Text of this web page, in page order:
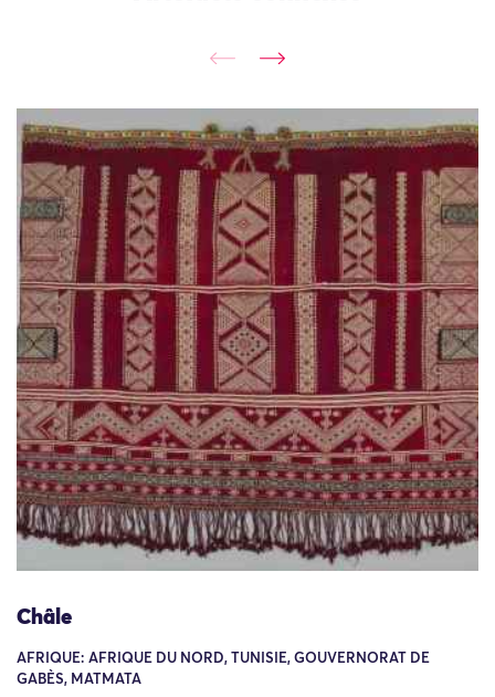
Châle
AFRIQUE: AFRIQUE DU NORD, TUNISIE, GOUVERNORAT DE
GABÈS, MATMATA